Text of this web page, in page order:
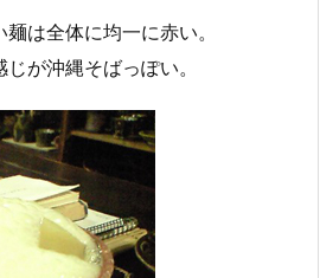
は全体に均一に赤い。
が沖縄そばっぽい。